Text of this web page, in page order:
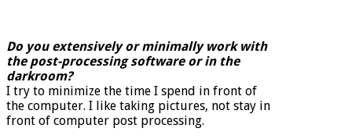
Do you extensively or minimally work with
the post-processing software or in the
darkroom?
I try to minimize the time I spend in front of
the computer. I like taking pictures, not stay in
front of computer post processing.